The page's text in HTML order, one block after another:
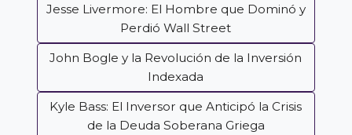
Jesse Livermore: El Hombre que Dominó y
Perdió Wall Street
John Bogle y la Revolución de la Inversión
Indexada
Kyle Bass: El Inversor que Anticipó la Crisis
de la Deuda Soberana Griega